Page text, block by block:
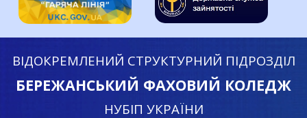
ВІДОКРЕМЛЕНИЙ СТРУКТУРНИЙ ПІДРОЗДІЛ
БЕРЕЖАНСЬКИЙ ФАХОВИЙ КОЛЕДЖ
НУБІП УКРАЇНИ